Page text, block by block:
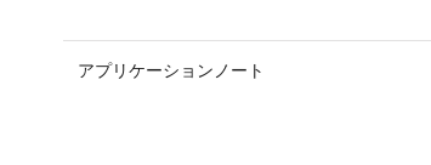
アプリケーションノート